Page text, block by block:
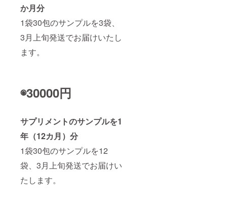
か月分
1袋30包のサンプルを3袋、
3月上旬発送でお届けいたし
ます。
◉30000円
サプリメントのサンプルを1
年（12カ月）分
1袋30包のサンプルを12
袋、3月上旬発送でお届けい
たします。